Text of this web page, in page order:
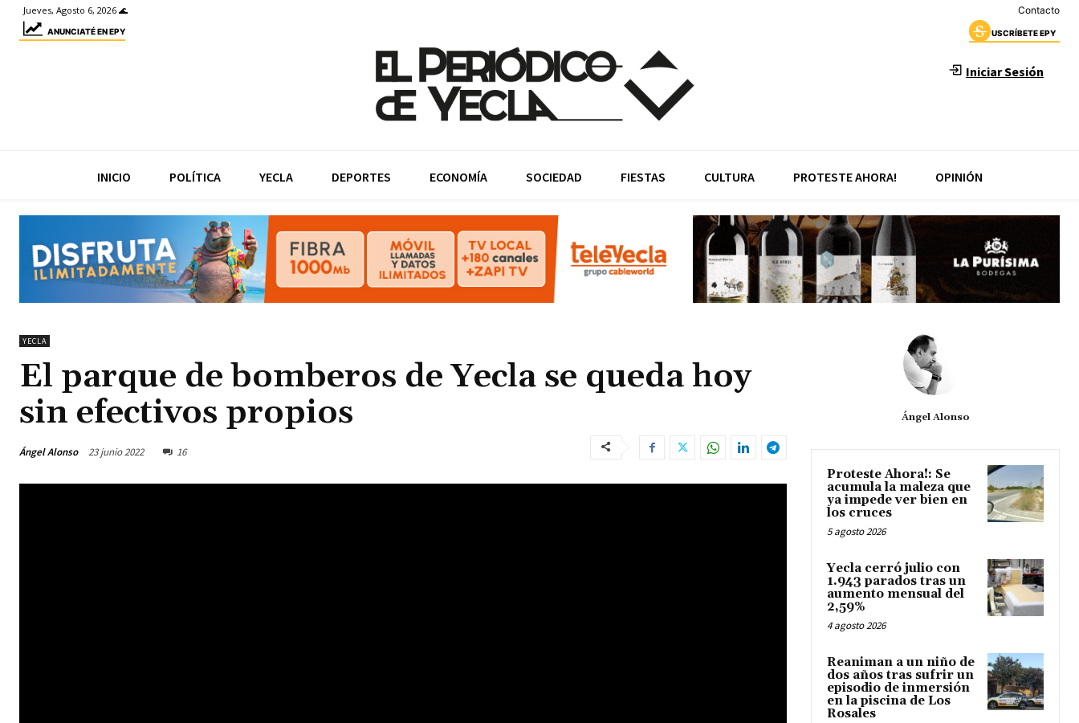
Jueves, Agosto 6, 2026 🌊 Contacto
ANUNCIATÉ EN EPY USCRÍBETE EPY
Iniciar Sesión
INICIO POLÍTICA YECLA DEPORTES ECONOMÍA SOCIEDAD FIESTAS CULTURA PROTESTE AHORA! OPINIÓN
YECLA
El parque de bomberos de Yecla se queda hoy
sin efectivos propios
Ángel Alonso 23 junio 2022 16
Ángel Alonso
Proteste Ahora!: Se
acumula la maleza que
ya impede ver bien en
los cruces
5 agosto 2026
Yecla cerró julio con
1.943 parados tras un
aumento mensual del
2,59%
4 agosto 2026
Reaniman a un niño de
dos años tras sufrir un
episodio de inmersión
en la piscina de Los
Rosales